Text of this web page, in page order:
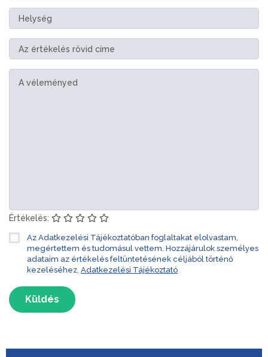
Értékelés:
Az Adatkezelési Tájékoztatóban foglaltakat elolvastam,
megértettem és tudomásul vettem. Hozzájárulok személyes
adataim az értékelés feltüntetésének céljából történő
kezeléséhez. Adatkezelési Tájékoztató
Küldés